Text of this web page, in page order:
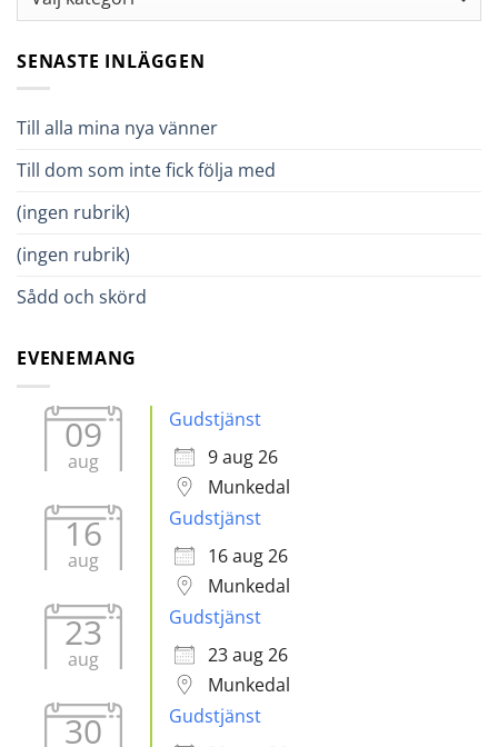
SENASTE INLÄGGEN
Till alla mina nya vänner
Till dom som inte fick följa med
(ingen rubrik)
(ingen rubrik)
Sådd och skörd
EVENEMANG
09
aug
Gudstjänst
9 aug 26
Munkedal
16
aug
Gudstjänst
16 aug 26
Munkedal
23
aug
Gudstjänst
23 aug 26
Munkedal
30
Gudstjänst